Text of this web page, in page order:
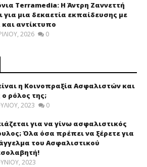
Terramedia: Η Άντρη Ζαννεττή
για μια δεκαετία εκπαίδευσης με
και αντίκτυπο
2026 0
η Κοινοπραξία Ασφαλιστών και
ο ρόλος της;
2023 0
για να γίνω ασφαλιστικός
Όλα όσα πρέπει να ξέρετε για
του Ασφαλιστικού
2023